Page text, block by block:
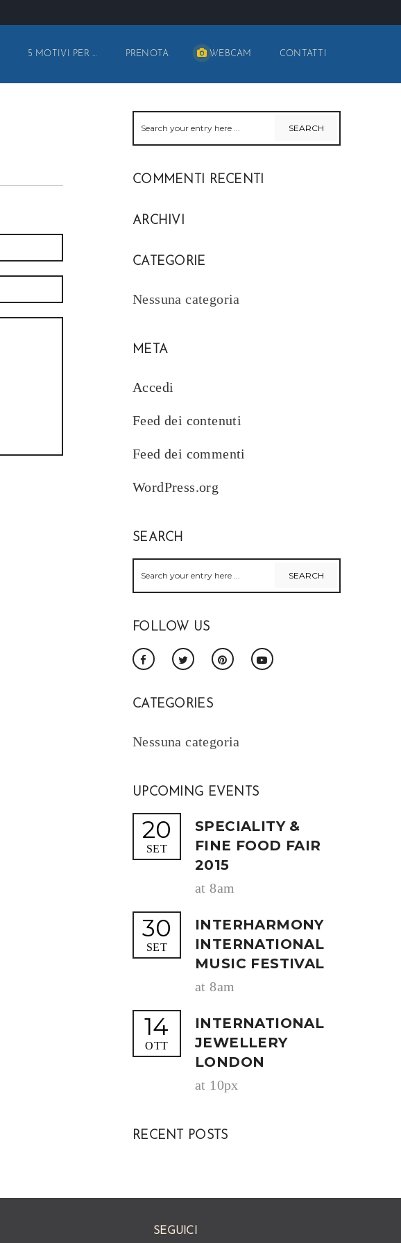
5 MOTIVI PER … PRENOTA WEBCAM CONTATTI
COMMENTI RECENTI
ARCHIVI
CATEGORIE
Nessuna categoria
META
Accedi
Feed dei contenuti
Feed dei commenti
WordPress.org
SEARCH
FOLLOW US
CATEGORIES
Nessuna categoria
UPCOMING EVENTS
20
SET
SPECIALITY &
FINE FOOD FAIR
2015
at 8am
30
SET
INTERHARMONY
INTERNATIONAL
MUSIC FESTIVAL
at 8am
14
OTT
INTERNATIONAL
JEWELLERY
LONDON
at 10px
RECENT POSTS
SEGUICI